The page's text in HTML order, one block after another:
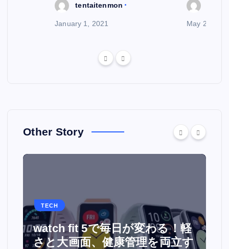
tentaitenmon
January 1, 2021 May 29,
Other Story
TECH
watch fit 5で毎日が変わる！軽
さと大画面、健康管理を両立す